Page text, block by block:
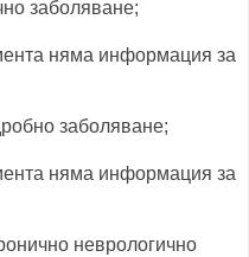
заболяване;
няма информация за
заболяване;
няма информация за
неврологично